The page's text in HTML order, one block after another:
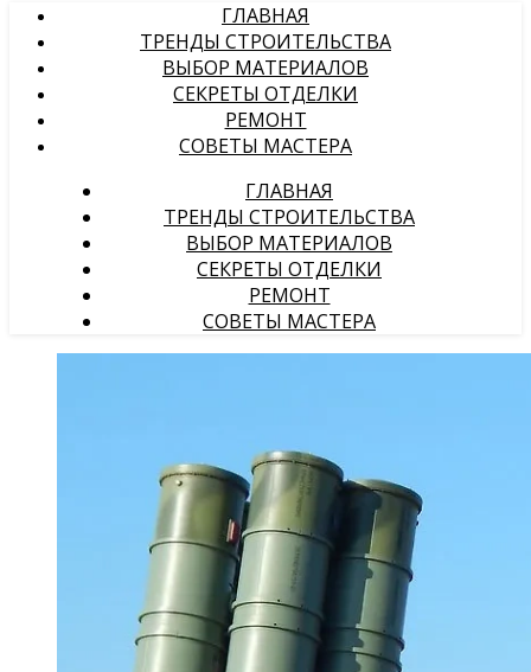
ГЛАВНАЯ
ТРЕНДЫ СТРОИТЕЛЬСТВА
ВЫБОР МАТЕРИАЛОВ
СЕКРЕТЫ ОТДЕЛКИ
РЕМОНТ
СОВЕТЫ МАСТЕРА
ГЛАВНАЯ
ТРЕНДЫ СТРОИТЕЛЬСТВА
ВЫБОР МАТЕРИАЛОВ
СЕКРЕТЫ ОТДЕЛКИ
РЕМОНТ
СОВЕТЫ МАСТЕРА